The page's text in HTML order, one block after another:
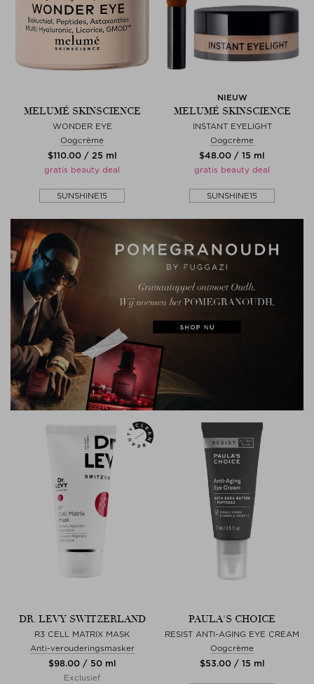
MELUMÉ SKINSCIENCE
WONDER EYE
Oogcrème
$‌110.00 / 25 ml
gratis beauty deal
SUNSHINE15
NIEUW
MELUMÉ SKINSCIENCE
INSTANT EYELIGHT
Oogcrème
$‌48.00 / 15 ml
gratis beauty deal
SUNSHINE15
DR. LEVY SWITZERLAND
R3 CELL MATRIX MASK
Anti-verouderingsmasker
$‌98.00 / 50 ml
Exclusief
PAULA'S CHOICE
RESIST ANTI-AGING EYE CREAM
Oogcrème
$‌53.00 / 15 ml